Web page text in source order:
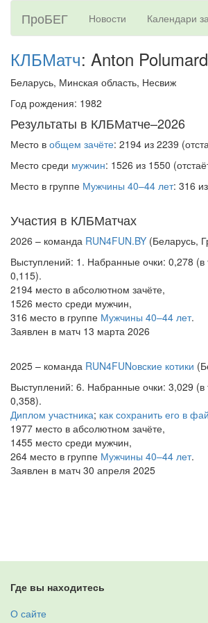
ПроБЕГ Новости Календари
КЛБМатч: Anton
Беларусь, Минская область, Несвиж
Год рождения: 1982
Результаты в КЛБМатче–2026
Место в общем зачёте: 2194 из 2239
Место среди мужчин: 1526 из 1550
Место в группе Мужчины 40–44 лет: 316
Участия в КЛБМатчах
2026 – команда RUN4FUN.BY (Беларусь,
Выступлений: 1. Набранные очки: 0,278 (в
0,115).
2194 место в абсолютном зачёте,
1526 место среди мужчин,
316 место в группе Мужчины 40–44 лет.
Заявлен в матч 13 марта 2026
2025 – команда RUN4FUNовские котики
Выступлений: 6. Набранные очки: 3,029 (в
0,358).
Диплом участника; как сохранить его в
1977 место в абсолютном зачёте,
1455 место среди мужчин,
264 место в группе Мужчины 40–44 лет.
Заявлен в матч 30 апреля 2025
Где вы находитесь
О сайте